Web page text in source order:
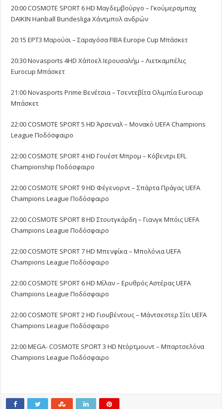
20:00 COSMOTE SPORT 6 HD Μαγδεμβούργο – Γκούμερσμπαχ
DAIKIN Hanball Bundesliga Χάντμπολ ανδρών
20:15 ΕΡΤ3 Μαρούσι – Σαραγόσα FIBA Europe Cup Μπάσκετ
20:30 Novasports 4HD Χάποελ Ιερουσαλήμ – Λιετκαμπέλις
Eurocup Μπάσκετ
21:00 Novasports Prime Βενέτσια – Τσεντεβίτα Ολιμπία Eurocup
Μπάσκετ
22:00 COSMOTE SPORT 5 HD Άρσεναλ – Μονακό UEFA Champions
League Ποδόσφαιρο
22:00 COSMOTE SPORT 4 HD Γουέστ Μπρομ – Κόβεντρι EFL
Championship Ποδόσφαιρο
22:00 COSMOTE SPORT 9 HD Φέγενορντ – Σπάρτα Πράγας UEFA
Champions League Ποδόσφαιρο
22:00 COSMOTE SPORT 8 HD Στουτγκάρδη – Γιανγκ Μπόις UEFA
Champions League Ποδόσφαιρο
22:00 COSMOTE SPORT 7 HD Μπενφίκα – Μπολόνια UEFA
Champions League Ποδόσφαιρο
22:00 COSMOTE SPORT 6 HD Μίλαν – Ερυθρός Αστέρας UEFA
Champions League Ποδόσφαιρο
22:00 COSMOTE SPORT 2 HD Γιουβέντους – Μάντσεστερ Σίτι UEFA
Champions League Ποδόσφαιρο
22:00 MEGA- COSMOTE SPORT 3 HD Ντόρτμουντ – Μπαρτσελόνα
Champions League Ποδόσφαιρο